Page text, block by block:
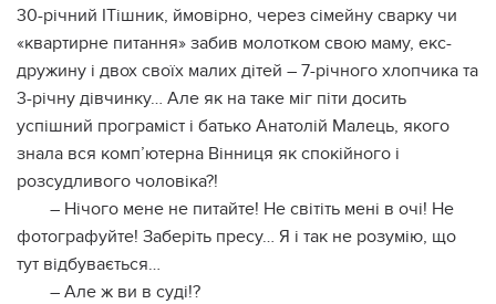
30-річний ІТішник, ймовірно, через сімейну сварку чи
«квартирне питання» забив молотком свою маму, екс-
дружину і двох своїх малих дітей – 7-річного хлопчика та
3-річну дівчинку… Але як на таке міг піти досить
успішний програміст і батько Анатолій Малець, якого
знала вся комп’ютерна Вінниця як спокійного і
розсудливого чоловіка?!
– Нічого мене не питайте! Не світіть мені в очі! Не
фотографуйте! Заберіть пресу… Я і так не розумію, що
тут відбувається…
– Але ж ви в суді!?